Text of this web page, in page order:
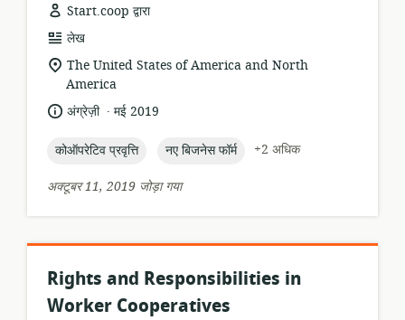
Start.coop द्वारा
संसाधन
प्रारूप:
लेख
सुसंगति
का
स्थान:
The United States of America and North
America
भाषा:अंग्रेज़ी .
प्रकाशनमई 2019
topic:
कोऑपरेटिव प्रवृत्ति topic:
नए बिजनेस फॉर्म
+2 अधिक
अक्टूबर 11, 2019 जोड़ा गया
Rights and Responsibilities in
Worker Cooperatives